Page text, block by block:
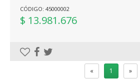
CÓDIGO: 45000002
$ 13.981.676
« 1 »